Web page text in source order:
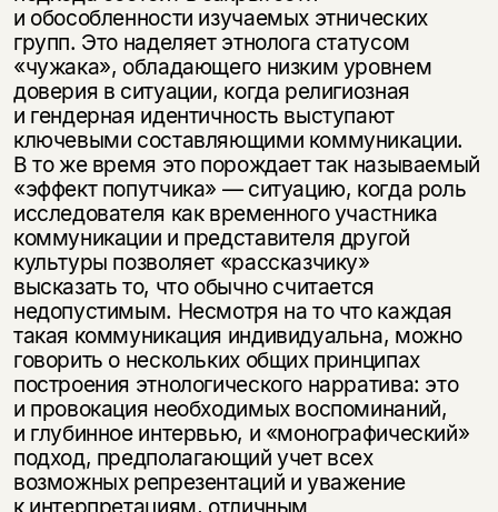
и обособленности изучаемых этнических
групп. Это наделяет этнолога статусом
«чужака», обладающего низким уровнем
доверия в ситуации, когда религиозная
и гендерная идентичность выступают
ключевыми составляющими коммуникации.
В то же время это порождает так называемый
«эффект попутчика» — ситуацию, когда роль
исследователя как временного участника
коммуникации и представителя другой
культуры позволяет «рассказчику»
высказать то, что обычно считается
недопустимым. Несмотря на то что каждая
такая коммуникация индивидуальна, можно
говорить о нескольких общих принципах
построения этнологического нарратива: это
и провокация необходимых воспоминаний,
и глубинное интервью, и «монографический»
подход, предполагающий учет всех
возможных репрезентаций и уважение